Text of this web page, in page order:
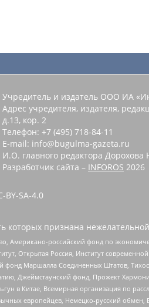
Учредитель и издатель ООО ИА
Адрес учредителя, издателя,
д.13, кор. 2
Телефон: +7 (495) 718-84-11
E-mail: info@bugulma-gazeta.ru
И.О. главного редактора Дорохова
Разработчик сайта – INFOROS 2026
BY-SA-4.0
признана
Американо-российский фонд по
Открытая Россия, Институт
Маршалла Соединенных Штатов,
Джеймстаунский фонд, Прожект
в Китае, Всемирная организация по
европейцев, Немецко-русский